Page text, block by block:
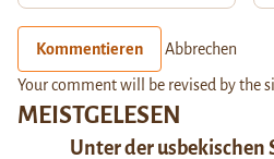
MEISTGELESEN
Unter der usbekischen
Kommentieren Abbrechen
Your comment will be revised by the